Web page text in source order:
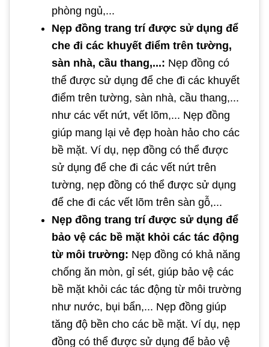
phòng ngủ,...
Nẹp đồng trang trí được sử dụng để
che đi các khuyết điểm trên tường,
sàn nhà, cầu thang,...: Nẹp đồng có
thể được sử dụng để che đi các khuyết
điểm trên tường, sàn nhà, cầu thang,...
như các vết nứt, vết lõm,... Nẹp đồng
giúp mang lại vẻ đẹp hoàn hảo cho các
bề mặt. Ví dụ, nẹp đồng có thể được
sử dụng để che đi các vết nứt trên
tường, nẹp đồng có thể được sử dụng
để che đi các vết lõm trên sàn gỗ,...
Nẹp đồng trang trí được sử dụng để
bảo vệ các bề mặt khỏi các tác động
từ môi trường: Nẹp đồng có khả năng
chống ăn mòn, gỉ sét, giúp bảo vệ các
bề mặt khỏi các tác động từ môi trường
như nước, bụi bẩn,... Nẹp đồng giúp
tăng độ bền cho các bề mặt. Ví dụ, nẹp
đồng có thể được sử dụng để bảo vệ